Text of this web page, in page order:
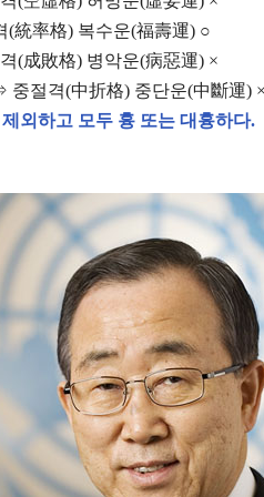
(統率格) 복수운(福壽運) ○
(成敗格) 병악운(病惡運) ×
중절격(中折格) 중단운(中斷運)
외하고 모두 흉 또는 대흉하다.